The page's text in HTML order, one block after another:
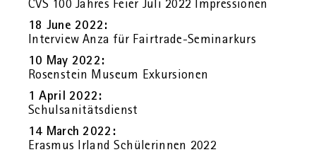
18 June 2022:
In­ter­view Anza für Fair­tra­de-Se­mi­nar­kurs
10 May 2022:
Ro­sen­stein Mu­se­um Ex­kur­sio­nen
1 April 2022:
Schul­sa­ni­täts­dienst
14 March 2022:
Eras­mus Ir­land Schü­le­rin­nen 2022